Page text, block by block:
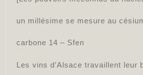
un millésime se mesure au
carbone 14 – Sfen
Les vins d’Alsace travaillent leur